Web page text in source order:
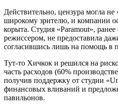
Действительно, цензура могла
широкому зрителю, и компании
корыта. Студия «Paramout»,
режиссером, не предоставила
согласившись лишь на помощь в
Тут-то Хичкок и решился на
часть расходов (60%
получив поддержку от студии
финансовых вливаний и
павильонов.